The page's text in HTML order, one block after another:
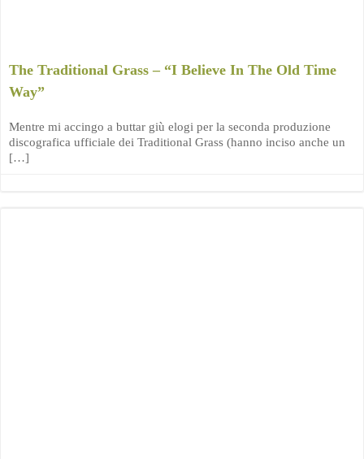
The Traditional Grass – “I Believe In The Old Time
Way”
Mentre mi accingo a buttar giù elogi per la seconda produzione
discografica ufficiale dei Traditional Grass (hanno inciso anche un
[…]